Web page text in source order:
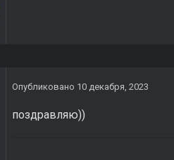
Опубликовано 10 декабря, 2023
поздравляю))